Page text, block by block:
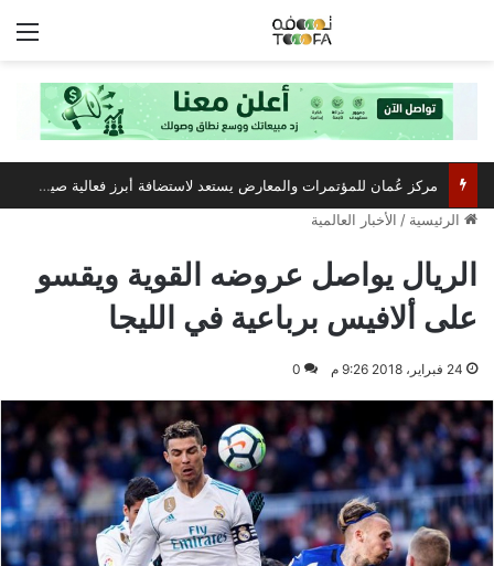
مركز عُمان للمؤتمرات والمعارض يستعد لاستضافة أبرز فعالية صيفية رياضية وترفيهية
الرئيسية / الأخبار العالمية
الريال يواصل عروضه القوية ويقسو
على ألافيس برباعية في الليجا
24 فبراير، 2018 9:26 م 0